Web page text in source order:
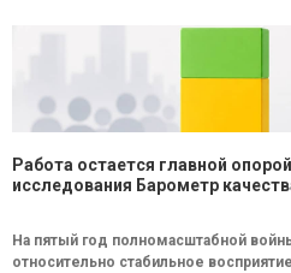
Работа остается главной
исследования Барометр
На пятый год полномасштабной
относительно стабильное